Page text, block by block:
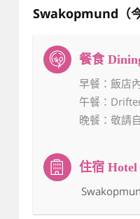
Swakopmund（
早餐 ：飯店
午餐 ：
晚餐 ：敬請
：